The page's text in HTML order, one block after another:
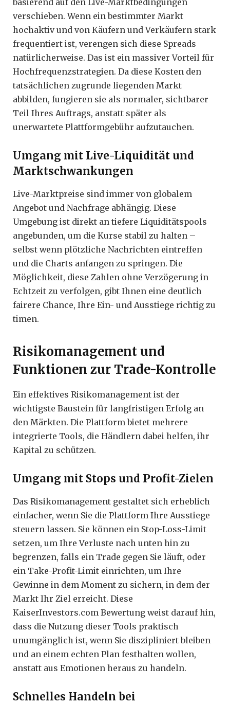
verschieben. Wenn ein bestimmter Markt
hochaktiv und von Käufern und Verkäufern stark
frequentiert ist, verengen sich diese Spreads
natürlicherweise. Das ist ein massiver Vorteil für
Hochfrequenzstrategien. Da diese Kosten den
tatsächlichen zugrunde liegenden Markt
abbilden, fungieren sie als normaler, sichtbarer
Teil Ihres Auftrags, anstatt später als
unerwartete Plattformgebühr aufzutauchen.
Umgang mit Live-Liquidität und
Marktschwankungen
Live-Marktpreise sind immer von globalem
Angebot und Nachfrage abhängig. Diese
Umgebung ist direkt an tiefere Liquiditätspools
angebunden, um die Kurse stabil zu halten –
selbst wenn plötzliche Nachrichten eintreffen
und die Charts anfangen zu springen. Die
Möglichkeit, diese Zahlen ohne Verzögerung in
Echtzeit zu verfolgen, gibt Ihnen eine deutlich
fairere Chance, Ihre Ein- und Ausstiege richtig zu
timen.
Risikomanagement und
Funktionen zur Trade-Kontrolle
Ein effektives Risikomanagement ist der
wichtigste Baustein für langfristigen Erfolg an
den Märkten. Die Plattform bietet mehrere
integrierte Tools, die Händlern dabei helfen, ihr
Kapital zu schützen.
Umgang mit Stops und Profit-Zielen
Das Risikomanagement gestaltet sich erheblich
einfacher, wenn Sie die Plattform Ihre Ausstiege
steuern lassen. Sie können ein Stop-Loss-Limit
setzen, um Ihre Verluste nach unten hin zu
begrenzen, falls ein Trade gegen Sie läuft, oder
ein Take-Profit-Limit einrichten, um Ihre
Gewinne in dem Moment zu sichern, in dem der
Markt Ihr Ziel erreicht. Diese
KaiserInvestors.com Bewertung weist darauf hin,
dass die Nutzung dieser Tools praktisch
unumgänglich ist, wenn Sie diszipliniert bleiben
und an einem echten Plan festhalten wollen,
anstatt aus Emotionen heraus zu handeln.
Schnelles Handeln bei